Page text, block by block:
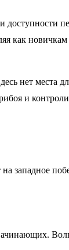
как
нет места
и
западное